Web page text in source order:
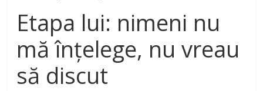
Etapa lui: nimeni nu
mă înțelege, nu vreau
să discut